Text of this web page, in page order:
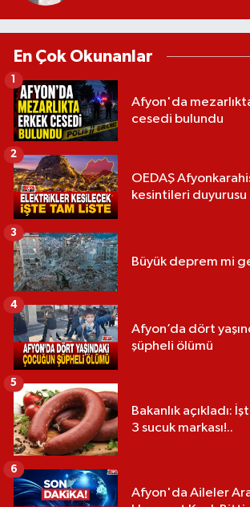
En Çok Okunanlar
Afyon'da
cesedi bulundu
1
OEDAŞ
kesintileri duyurusu
2
Büyük deprem mi
3
Afyon’da dört
şüpheli ölümü
4
Bakanlık açıkladı:
3 sucuk markası!..
5
Afyon'da Aileler
6